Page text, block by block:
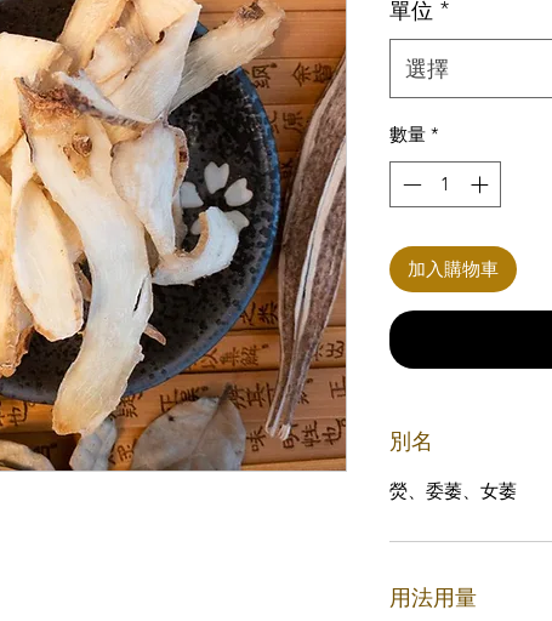
單位 *
選擇
數量 *
加入購物車
別名
熒、委萎、女萎
用法用量